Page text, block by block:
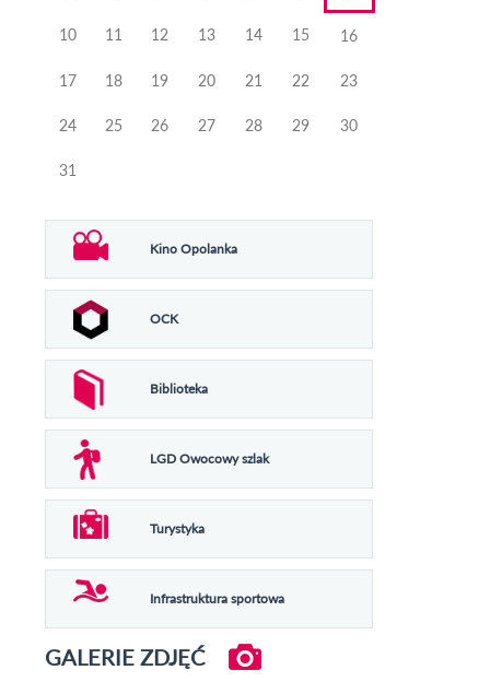
10 11 12 13 14 15 16
17 18 19 20 21 22 23
24 25 26 27 28 29 30
31
Kino Opolanka
OCK
Biblioteka
LGD Owocowy szlak
Turystyka
Infrastruktura sportowa
GALERIE ZDJĘĆ